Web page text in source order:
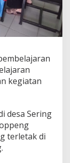
kegiatan
desa Sering
terletak di